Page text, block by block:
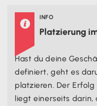
 INFO
Platzierung
Hast du deine
definiert, geht es
platzieren. Der
liegt einerseits darin,